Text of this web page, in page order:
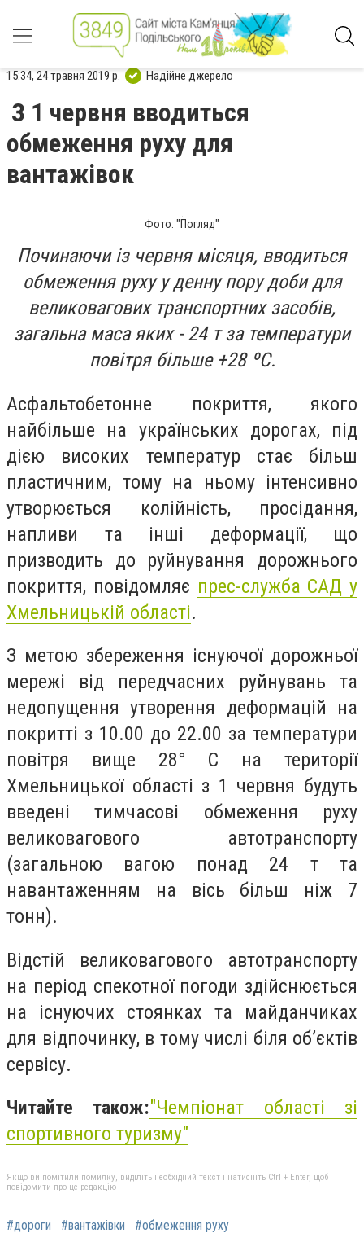
15:34, 24 травня 2019 р. Надійне джерело
З 1 червня вводиться
обмеження руху для
вантажівок
Фото: "Погляд"
Починаючи із червня місяця, вводиться
обмеження руху у денну пору доби для
великовагових транспортних засобів,
загальна маса яких - 24 т за температури
повітря більше +28 ºС.
Асфальтобетонне покриття, якого
найбільше на українських дорогах, під
дією високих температур стає більш
пластичним, тому на ньому інтенсивно
утворюється колійність, просідання,
напливи та інші деформації, що
призводить до руйнування дорожнього
покриття, повідомляє прес-служба САД у
Хмельницькій області.
З метою збереження існуючої дорожньої
мережі від передчасних руйнувань та
недопущення утворення деформацій на
покритті з 10.00 до 22.00 за температури
повітря вище 28° С на території
Хмельницької області з 1 червня будуть
введені тимчасові обмеження руху
великовагового автотранспорту
(загальною вагою понад 24 т та
навантаженням на вісь більш ніж 7
тонн).
Відстій великовагового автотранспорту
на період спекотної погоди здійснюється
на існуючих стоянках та майданчиках
для відпочинку, в тому числі біля об’єктів
сервісу.
Читайте також:"Чемпіонат області зі
спортивного туризму"
Якщо ви помітили помилку, виділіть необхідний текст і натисніть Ctrl + Enter, щоб
повідомити про це редакцію
#дороги #вантажівки #обмеження руху